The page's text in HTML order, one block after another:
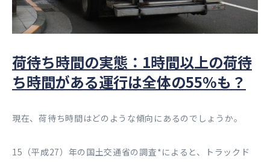
荷待ち時間の実態：1時間以上の荷待
ち時間がある運行は全体の55%も？
現在、荷待ち時間はどのような傾向にあるのでしょうか。
15（平成27）年の国土交通省の調査*によると、トラックド